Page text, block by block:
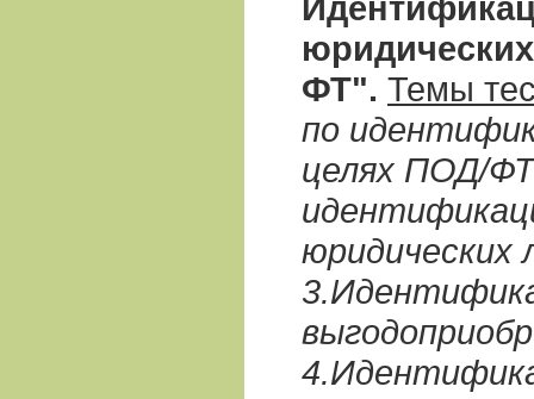
ФТ". Темы
по
целях ПОД/
юридических